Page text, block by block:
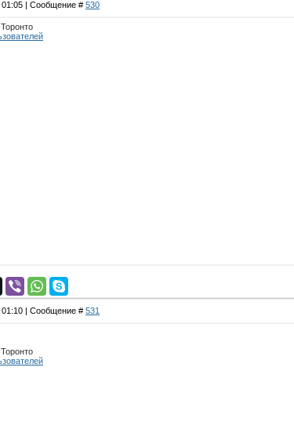
01:05 | Сообщение # 530
01:10 | Сообщение # 531